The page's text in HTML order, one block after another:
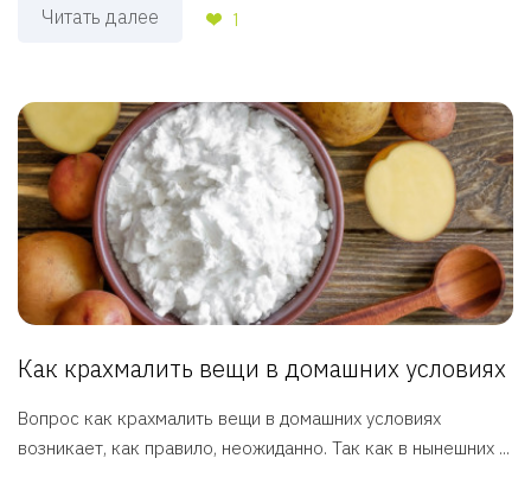
Читать далее 1
Как крахмалить вещи в домашних условиях
Вопрос как крахмалить вещи в домашних условиях
возникает, как правило, неожиданно. Так как в нынешних ...